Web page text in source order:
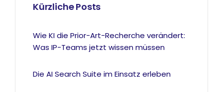
Kürzliche Posts
Wie KI die Prior-Art-Recherche verändert:
Was IP-Teams jetzt wissen müssen
Die AI Search Suite im Einsatz erleben